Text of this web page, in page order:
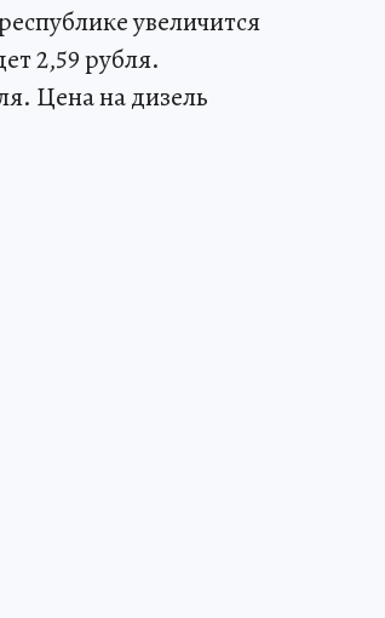
увеличится
2,59 рубля.
Цена на дизель